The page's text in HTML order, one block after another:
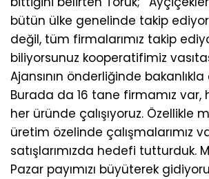
bütün ülke genelinde takip
değil, tüm firmalarımız takip
biliyorsunuz kooperatifimiz
Ajansının önderliğinde bakanlıkla
Burada da 16 tane firmamız var,
her üründe çalışıyoruz. Özellikle
üretim özelinde çalışmalarımız
satışlarımızda hedefi tutturduk.
Pazar payımızı büyüterek